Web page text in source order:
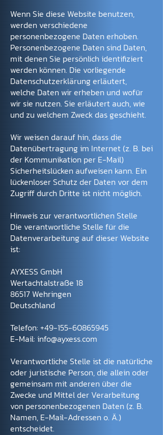
Wenn Sie diese Website benutzen,
werden verschiedene
personenbezogene Daten erhoben.
Personenbezogene Daten sind Daten,
mit denen Sie persönlich identifiziert
werden können. Die vorliegende
Datenschutzerklärung erläutert,
welche Daten wir erheben und wofür
wir sie nutzen. Sie erläutert auch, wie
und zu welchem Zweck das geschieht.
Wir weisen darauf hin, dass die
Datenübertragung im Internet (z. B. bei
der Kommunikation per E-Mail)
Sicherheitslücken aufweisen kann. Ein
lückenloser Schutz der Daten vor dem
Zugriff durch Dritte ist nicht möglich.
Hinweis zur verantwortlichen Stelle
Die verantwortliche Stelle für die
Datenverarbeitung auf dieser Website
ist:
AYXESS GmbH
Wertachtalstraße 18
86517 Wehringen
Deutschland
Telefon: +49-155-60865945
E-Mail: info@ayxess.com
Verantwortliche Stelle ist die natürliche
oder juristische Person, die allein oder
gemeinsam mit anderen über die
Zwecke und Mittel der Verarbeitung
von personenbezogenen Daten (z. B.
Namen, E-Mail-Adressen o. Ä.)
entscheidet.